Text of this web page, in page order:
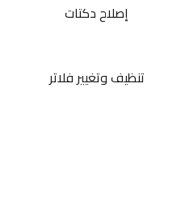
إصلاح دكتات
تنظيف وتغيير فلاتر